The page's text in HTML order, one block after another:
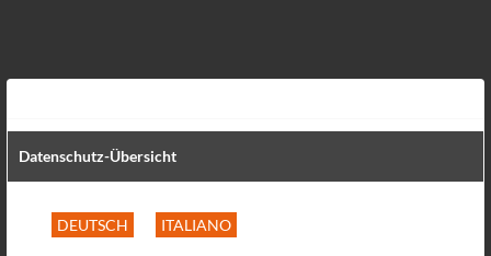
Datenschutz-Übersicht
DEUTSCH ITALIANO